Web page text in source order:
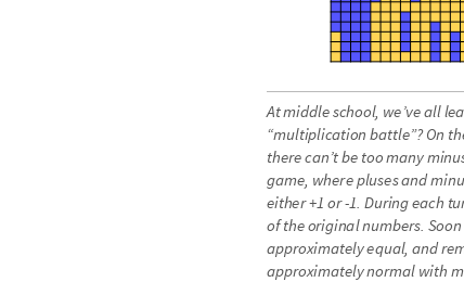
Atmiddleschool, we’vealllea
“multiplication battle”? On th
therecan’tbe toomanyminu
game, whereplusesandminu
either+1 or-1. Duringeach tu
of theoriginalnumbers. Soon
approximatelyequal, andre
approximatelynormal with m